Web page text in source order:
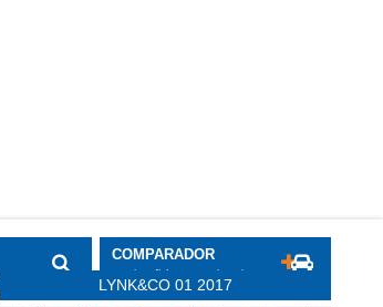
COMPARADOR
precios, fichas y equipamiento
LYNK&CO 01 2017